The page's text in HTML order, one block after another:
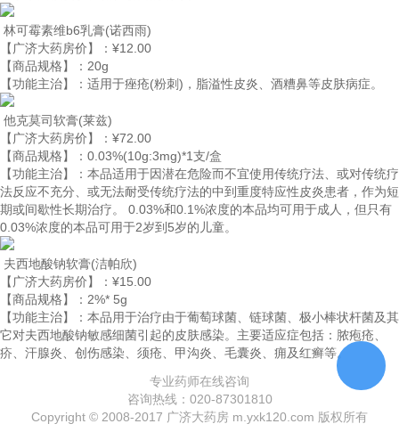
林可霉素维b6乳膏(诺西雨)
【广济大药房价】： ¥12.00
【商品规格】： 20g
【功能主治】： 适用于痤疮(粉刺)，脂溢性皮炎、酒糟鼻等皮肤病症。
他克莫司软膏(莱兹)
【广济大药房价】： ¥72.00
【商品规格】： 0.03%(10g:3mg)*1支/盒
【功能主治】： 本品适用于因潜在危险而不宜使用传统疗法、或对传统疗
法反应不充分、或无法耐受传统疗法的中到重度特应性皮炎患者，作为短
期或间歇性长期治疗。 0.03%和0.1%浓度的本品均可用于成人，但只有
0.03%浓度的本品可用于2岁到5岁的儿童。
夫西地酸钠软膏(洁帕欣)
【广济大药房价】： ¥15.00
【商品规格】： 2%* 5g
【功能主治】： 本品用于治疗由于葡萄球菌、链球菌、极小棒状杆菌及其
它对夫西地酸钠敏感细菌引起的皮肤感染。主要适应症包括：脓疱疮、
疥、汗腺炎、创伤感染、须疮、甲沟炎、毛囊炎、痈及红癣等。
专业药师在线咨询
咨询热线： 020-87301810
Copyright © 2008-2017 广济大药房 m.yxk120.com 版权所有